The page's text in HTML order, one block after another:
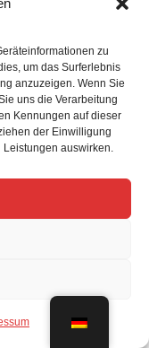
zu
um das Surferlebnis
anzuzeigen. Wenn Sie
uns die Verarbeitung
Kennungen auf dieser
der Einwilligung
Leistungen auswirken.
Sollten
Erwarten
werden diese
die Qualität der
Wir verwenden